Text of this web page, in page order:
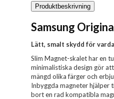
Produktbeskrivning
Samsung
Lätt, smalt skydd för
Slim Magnet-skalet har en
minimalistiska design gör
mängd olika färger och
Inbyggda magneter hjälper
bort en rad kompatibla